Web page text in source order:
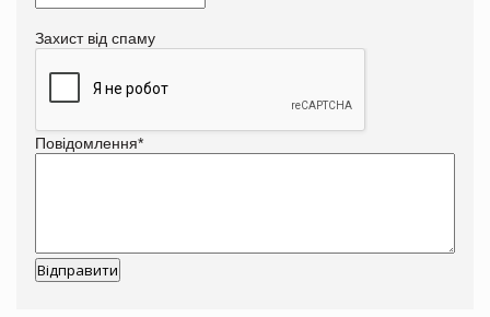
Захист від спаму
Повідомлення*